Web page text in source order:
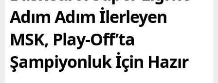
Adım Adım İlerleyen
MSK, Play-Off’ta
Şampiyonluk İçin Hazır